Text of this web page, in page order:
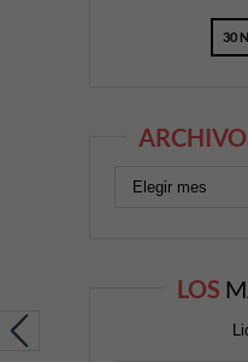
30
ARCHIVO
LOS